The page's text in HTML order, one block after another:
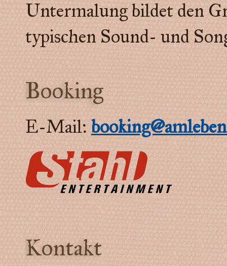
Untermalung bildet den
typischen Sound- und
Booking
E-Mail:
Kontakt